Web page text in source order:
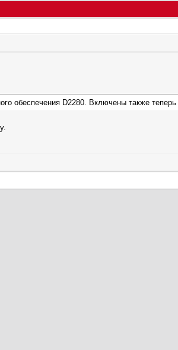
обеспечения D2280. Включены также